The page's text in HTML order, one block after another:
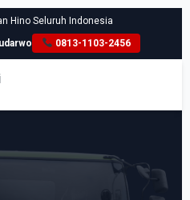
Hino Seluruh Indonesia
0813-1103-2456